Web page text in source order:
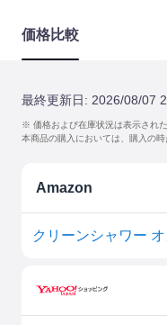
価格比較
最終更新日: 2026/08/07
※ 価格および在庫状況は表示され
本商品の購入においては、購入の
Amazon
クリーンシャワー